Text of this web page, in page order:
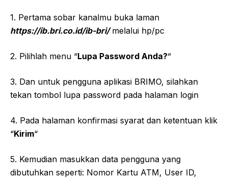
1. Pertama sobar kanalmu buka laman
https://ib.bri.co.id/ib-bri/melalui hp/pc
2. Pilihlah menu “Lupa Password Anda?“
3. Dan untuk pengguna aplikasi BRIMO, silahkan
tekan tombol lupa password pada halaman login
4. Pada halaman konfirmasi syarat dan ketentuan klik
“Kirim“
5. Kemudian masukkan data pengguna yang
dibutuhkan seperti: Nomor Kartu ATM, User ID,